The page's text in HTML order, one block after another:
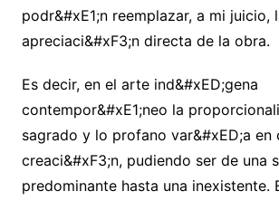
podr&#xE1;n reemplazar, a mi juicio,
apreciaci&#xF3;n directa de la obra.
Es decir, en el arte ind&#xED;gena
contempor&#xE1;neo la
sagrado y lo profano var&#xED;a en
creaci&#xF3;n, pudiendo ser de una
predominante hasta una inexistente.